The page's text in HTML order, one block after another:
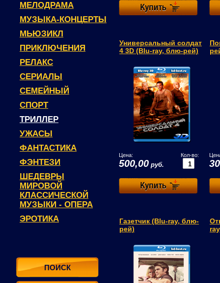
МЕЛОДРАМА
МУЗЫКА-КОНЦЕРТЫ
МЬЮЗИКЛ
ПРИКЛЮЧЕНИЯ
РЕЛАКС
СЕРИАЛЫ
СЕМЕЙНЫЙ
СПОРТ
ТРИЛЛЕР
УЖАСЫ
ФАНТАСТИКА
ФЭНТЕЗИ
ШЕДЕВРЫ
МИРОВОЙ
КЛАССИЧЕСКОЙ
МУЗЫКИ - ОПЕРА
ЭРОТИКА
ПОИСК
Универсальный солдат
4 3D (Blu-ray, блю-рей)
Цена:
500,00 руб.
Кол-во:
Газетчик (Blu-ray, блю-
рей)